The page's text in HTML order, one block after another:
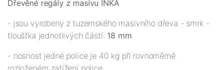
Dřevěné regály z masivu INKA
- jsou vyrobeny z tuzemského masivního dřeva - smrk -
tloušťka jednotlivých částí: 18 mm
- nosnost jedné police je 40 kg při rovnoměrně